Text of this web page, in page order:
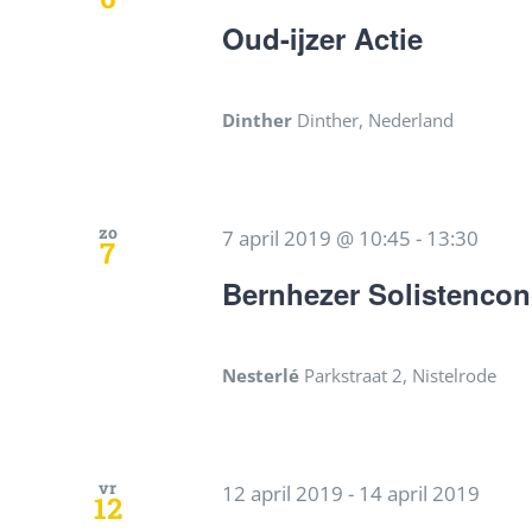
Oud-ijzer Actie
Dinther Dinther, Nederland
zo
7
Bernhezer
7 april 2019 @ 10:45 - 13:30
Nesterlé Parkstraat 2, Nistelrode
vr
12 12 april 2019 - 14 april 2019